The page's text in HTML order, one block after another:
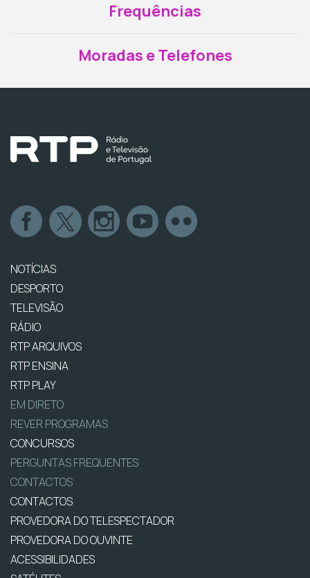
Frequências
Moradas e Telefones
NOTÍCIAS
DESPORTO
TELEVISÃO
RÁDIO
RTP ARQUIVOS
RTP ENSINA
RTP PLAY
EM DIRETO
REVER PROGRAMAS
CONCURSOS
PERGUNTAS FREQUENTES
CONTACTOS
CONTACTOS
PROVEDORA DO TELESPECTADOR
PROVEDORA DO OUVINTE
ACESSIBILIDADES